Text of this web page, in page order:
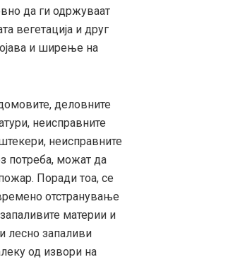
да ги одржуваат
вегетација и друг
и ширење на
деловните
неисправните
неисправните
потреба, можат да
Поради тоа, се
отстранување
материи и
лесно запаливи
од извори на